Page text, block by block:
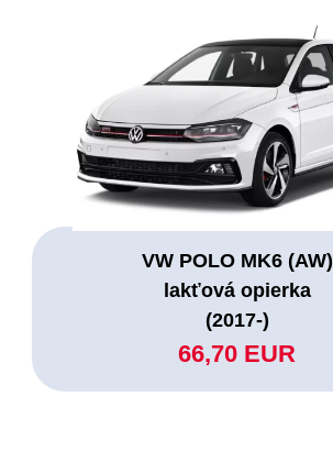
VW POLO MK6 (AW)
lakťová opierka
(2017-)
66,70 EUR